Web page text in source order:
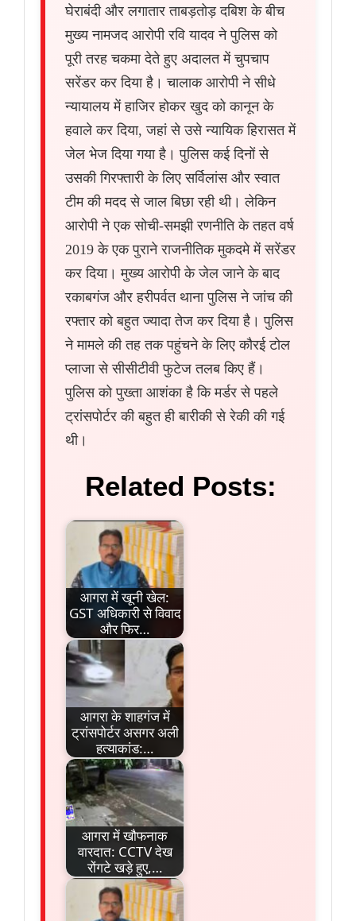
घेराबंदी और लगातार ताबड़तोड़ दबिश के बीच
मुख्य नामजद आरोपी रवि यादव ने पुलिस को
पूरी तरह चकमा देते हुए अदालत में चुपचाप
सरेंडर कर दिया है। चालाक आरोपी ने सीधे
न्यायालय में हाजिर होकर खुद को कानून के
हवाले कर दिया, जहां से उसे न्यायिक हिरासत में
जेल भेज दिया गया है। पुलिस कई दिनों से
उसकी गिरफ्तारी के लिए सर्विलांस और स्वात
टीम की मदद से जाल बिछा रही थी। लेकिन
आरोपी ने एक सोची-समझी रणनीति के तहत वर्ष
2019 के एक पुराने राजनीतिक मुकदमे में सरेंडर
कर दिया। मुख्य आरोपी के जेल जाने के बाद
रकाबगंज और हरीपर्वत थाना पुलिस ने जांच की
रफ्तार को बहुत ज्यादा तेज कर दिया है। पुलिस
ने मामले की तह तक पहुंचने के लिए कौरई टोल
प्लाजा से सीसीटीवी फुटेज तलब किए हैं।
पुलिस को पुख्ता आशंका है कि मर्डर से पहले
ट्रांसपोर्टर की बहुत ही बारीकी से रेकी की गई
थी।
Related Posts:
आगरा में खूनी खेल:
GST अधिकारी से विवाद
और फिर…
आगरा के शाहगंज में
ट्रांसपोर्टर असगर अली
हत्याकांड:…
आगरा में खौफनाक
वारदात: CCTV देख
रोंगटे खड़े हुए,…